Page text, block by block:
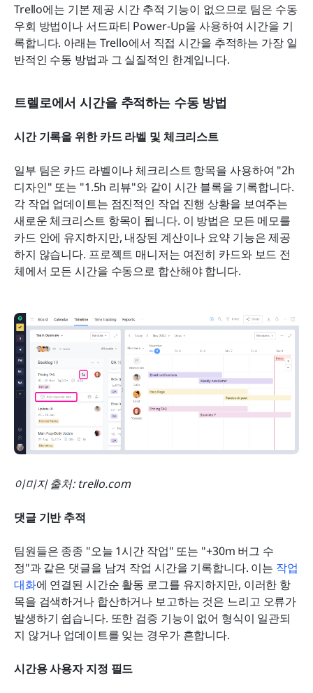
Trello에는 기본 제공 시간 추적 기능이 없으므로 팀은 수동
우회 방법이나 서드파티 Power-Up을 사용하여 시간을 기
록합니다. 아래는 Trello에서 직접 시간을 추적하는 가장 일
반적인 수동 방법과 그 실질적인 한계입니다.
트렐로에서 시간을 추적하는 수동 방법
시간 기록을 위한 카드 라벨 및 체크리스트
일부 팀은 카드 라벨이나 체크리스트 항목을 사용하여 "2h
디자인" 또는 "1.5h 리뷰"와 같이 시간 블록을 기록합니다.
각 작업 업데이트는 점진적인 작업 진행 상황을 보여주는
새로운 체크리스트 항목이 됩니다. 이 방법은 모든 메모를
카드 안에 유지하지만, 내장된 계산이나 요약 기능은 제공
하지 않습니다. 프로젝트 매니저는 여전히 카드와 보드 전
체에서 모든 시간을 수동으로 합산해야 합니다.
이미지 출처: trello.com
댓글 기반 추적
팀원들은 종종 "오늘 1시간 작업" 또는 "+30m 버그 수
정"과 같은 댓글을 남겨 작업 시간을 기록합니다. 이는 작업
대화에 연결된 시간순 활동 로그를 유지하지만, 이러한 항
목을 검색하거나 합산하거나 보고하는 것은 느리고 오류가
발생하기 쉽습니다. 또한 검증 기능이 없어 형식이 일관되
지 않거나 업데이트를 잊는 경우가 흔합니다.
시간용 사용자 지정 필드